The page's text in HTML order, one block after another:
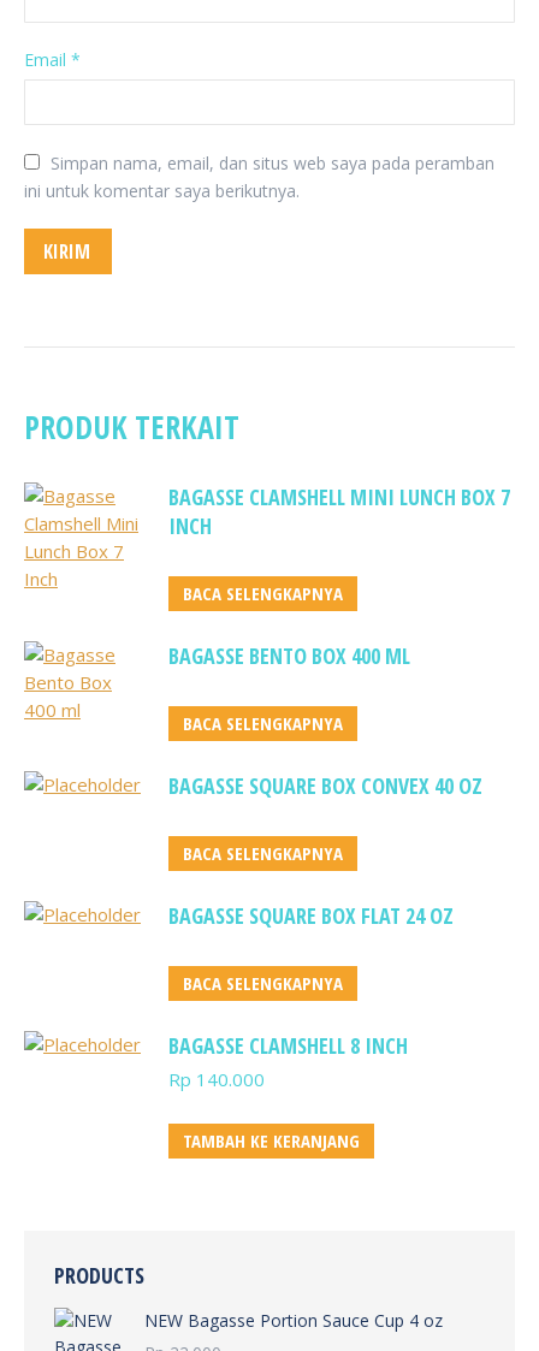
Email *
Simpan nama, email, dan situs web saya pada peramban
ini untuk komentar saya berikutnya.
PRODUK TERKAIT
BAGASSE CLAMSHELL MINI LUNCH BOX 7
INCH
BACA SELENGKAPNYA
BAGASSE BENTO BOX 400 ML
BACA SELENGKAPNYA
BAGASSE SQUARE BOX CONVEX 40 OZ
BACA SELENGKAPNYA
BAGASSE SQUARE BOX FLAT 24 OZ
BACA SELENGKAPNYA
BAGASSE CLAMSHELL 8 INCH
Rp 140.000
TAMBAH KE KERANJANG
PRODUCTS
NEW Bagasse Portion Sauce Cup 4 oz